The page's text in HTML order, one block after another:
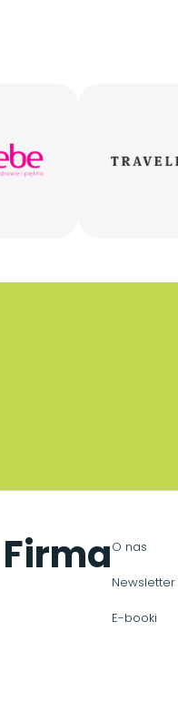
FirmaO nas
Newsletter
E-booki